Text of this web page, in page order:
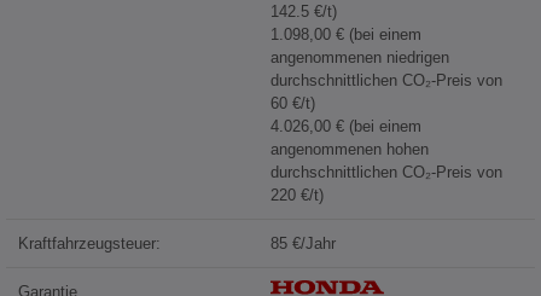
142.5 €/t)
1.098,00 € (bei einem
angenommenen niedrigen
durchschnittlichen CO₂-Preis von
60 €/t)
4.026,00 € (bei einem
angenommenen hohen
durchschnittlichen CO₂-Preis von
220 €/t)
Kraftfahrzeugsteuer: 85 €/Jahr
Garantie